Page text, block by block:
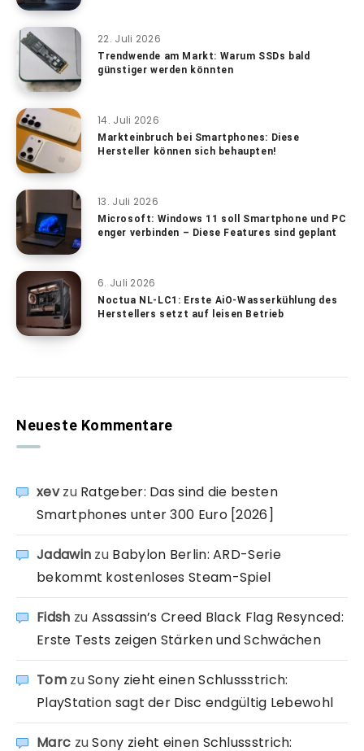
22. Juli 2026
Trendwende am Markt: Warum SSDs bald
günstiger werden könnten
14. Juli 2026
Markteinbruch bei Smartphones: Diese
Hersteller können sich behaupten!
13. Juli 2026
Microsoft: Windows 11 soll Smartphone und PC
enger verbinden – Diese Features sind geplant
6. Juli 2026
Noctua NL-LC1: Erste AiO-Wasserkühlung des
Herstellers setzt auf leisen Betrieb
Neueste Kommentare
xevzu Ratgeber: Das sind die besten
Smartphones unter 300 Euro [2026]
Jadawin zu Babylon Berlin: ARD-Serie
bekommt kostenloses Steam-Spiel
Fidsh zu Assassin’s Creed Black Flag Resynced:
Erste Tests zeigen Stärken und Schwächen
TomzuSony zieht einen Schlussstrich:
PlayStation sagt der Disc endgültig Lebewohl
Marc zuSony zieht einen Schlussstrich: